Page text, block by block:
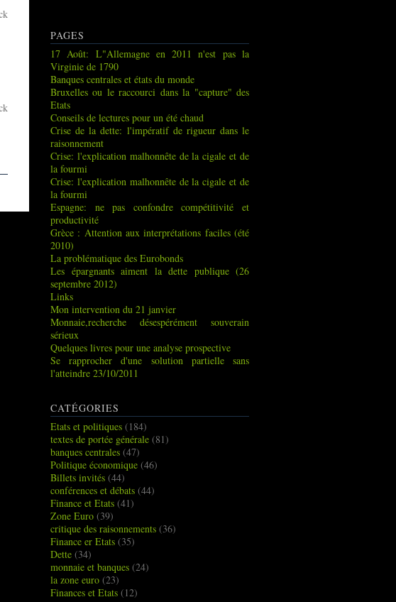
PAGES
17 Août: L"Allemagne en 2011 n'est pas la
Virginie de 1790
Banques centrales et états du monde
Bruxelles ou le raccourci dans la "capture" des
Etats
Conseils de lectures pour un été chaud
Crise de la dette: l'impératif de rigueur dans le
raisonnement
Crise: l'explication malhonnête de la cigale et de
la fourmi
Crise: l'explication malhonnête de la cigale et de
la fourmi
Espagne: ne pas confondre compétitivité et
productivité
Grèce : Attention aux interprétations faciles (été
2010)
La problématique des Eurobonds
Les épargnants aiment la dette publique (26
septembre 2012)
Links
Mon intervention du 21 janvier
Monnaie,recherche désespérément souverain
sérieux
Quelques livres pour une analyse prospective
Se rapprocher d'une solution partielle sans
l'atteindre 23/10/2011
CATÉGORIES
Etats et politiques (184)
textes de portée générale (81)
banques centrales (47)
Politique économique (46)
Billets invités (44)
conférences et débats (44)
Finance et Etats (41)
Zone Euro (39)
critique des raisonnements (36)
Finance er Etats (35)
Dette (34)
monnaie et banques (24)
la zone euro (23)
Finances et Etats (12)